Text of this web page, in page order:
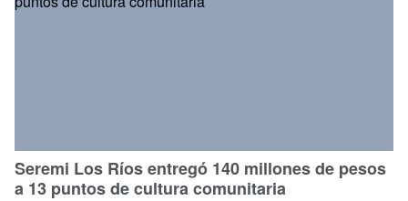
Seremi Los Ríos entregó 140 millones de pesos
a 13 puntos de cultura comunitaria